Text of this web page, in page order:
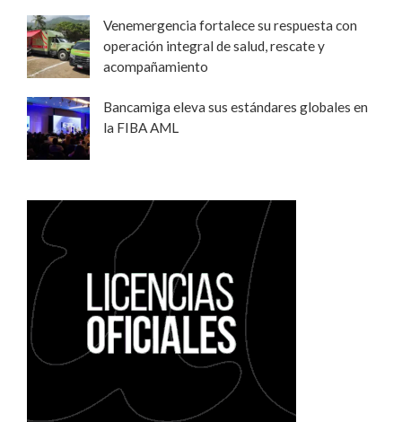
Venemergencia fortalece su respuesta con
operación integral de salud, rescate y
acompañamiento
Bancamiga eleva sus estándares globales en
la FIBA AML